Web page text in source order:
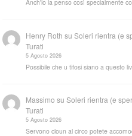
Anch'io la penso così specialmente
Henry Roth suSoleri rientra (e
Turati
5 Agosto 2026
Possibile che u tifosi siano a questo
Massimo suSoleri rientra (e
Turati
5 Agosto 2026
Servono cloun al circo potete